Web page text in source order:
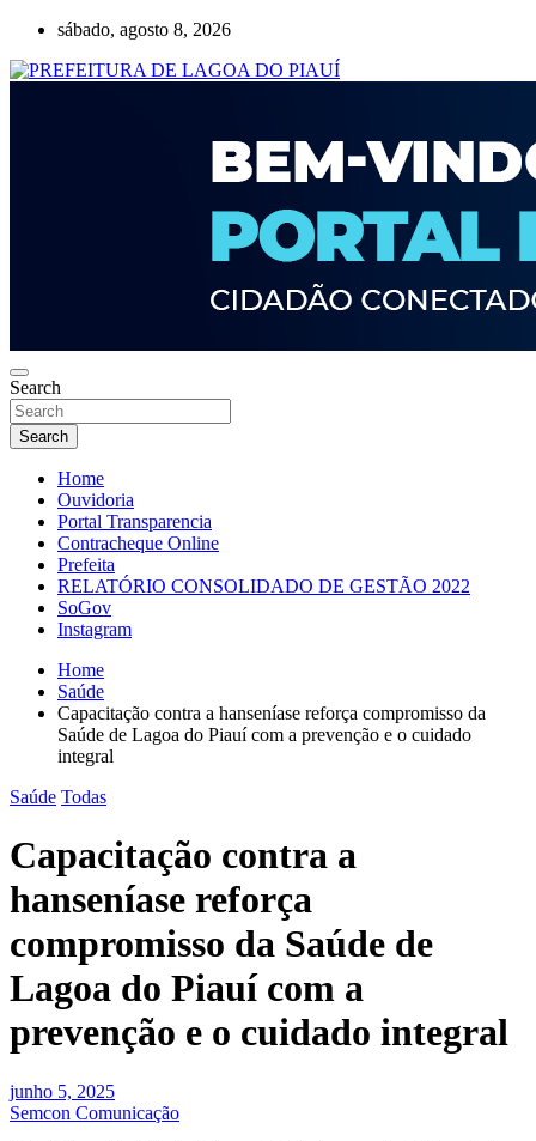
Skip
content
sábado, agosto 8, 2026
Search
Search
Home
Ouvidoria
Portal Transparencia
Contracheque Online
Prefeita
RELATÓRIO CONSOLIDADO DE GESTÃO 2022
SoGov
Instagram
Home
Saúde
Capacitação contra a hanseníase reforça compromisso da
Saúde de Lagoa do Piauí com a prevenção e o cuidado
integral
Saúde Todas
Capacitação contra a
hanseníase reforça
compromisso da Saúde de
Lagoa do Piauí com a
prevenção e o cuidado integral
junho 5, 2025
Semcon Comunicação